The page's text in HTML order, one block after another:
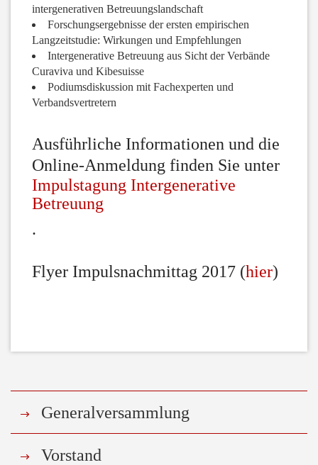
intergenerativen Betreuungslandschaft
Forschungsergebnisse der ersten empirischen
Langzeitstudie: Wirkungen und Empfehlungen
Intergenerative Betreuung aus Sicht der Verbände
Curaviva und Kibesuisse
Podiumsdiskussion mit Fachexperten und
Verbandsvertretern
Ausführliche Informationen und die
Online-Anmeldung finden Sie unter
Impulstagung Intergenerative
Betreuung
.
Flyer Impulsnachmittag 2017 (hier)
Generalversammlung
Vorstand